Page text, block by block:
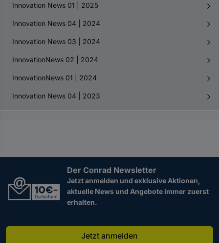
Innovation News 01 | 2025
Innovation News 04 | 2024
Innovation News 03 | 2024
InnovationNews 02 | 2024
InnovationNews 01 | 2024
Innovation News 04 | 2023
Der Conrad Newsletter
Jetzt anmelden und exklusive Aktionen,
aktuelle News und Angebote immer zuerst
erhalten.
Jetzt anmelden